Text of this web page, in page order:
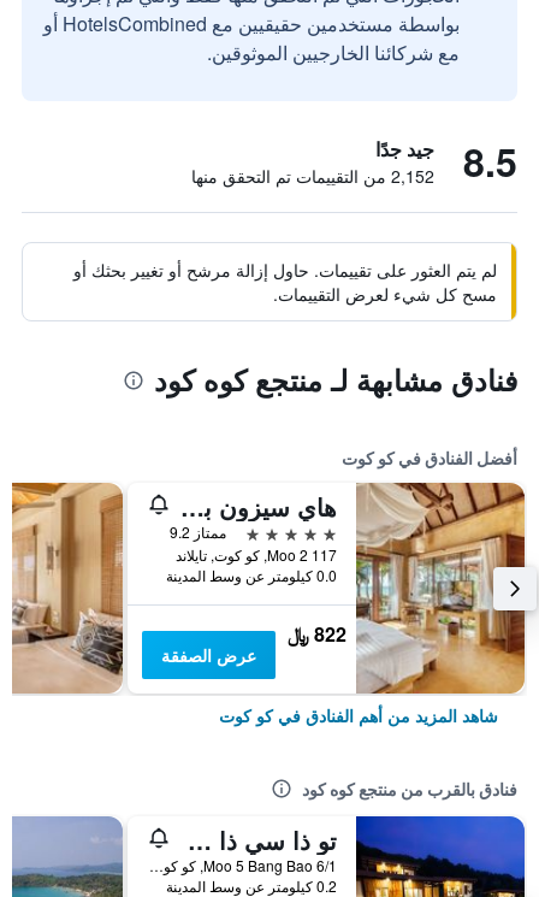
بواسطة مستخدمين حقيقيين مع HotelsCombined أو
مع شركائنا الخارجيين الموثوقين.
8.5 جيد جدًا
2,152 من التقييمات تم التحقق منها
لم يتم العثور على تقييمات. حاول إزالة مرشح أو تغيير بحثك أو
مسح كل شيء لعرض التقييمات.
فنادق مشابهة لـ منتجع كوه كود
أفضل الفنادق في كو كوت
هاي سيزون بوول فيلا آند سبا
5 نجوم
ممتاز 9.2
117 Moo 2, كو كوت, تايلاند
0.0 كيلومتر عن وسط المدينة
822 ﷼
عرض الصفقة
شاهد المزيد من أهم الفنادق في كو كوت
فنادق بالقرب من منتجع كوه كود
تو ذا سي ذا ريزورت كوه كود
6/1 Moo 5 Bang Bao, كو كوت, تايلاند
0.2 كيلومتر عن وسط المدينة